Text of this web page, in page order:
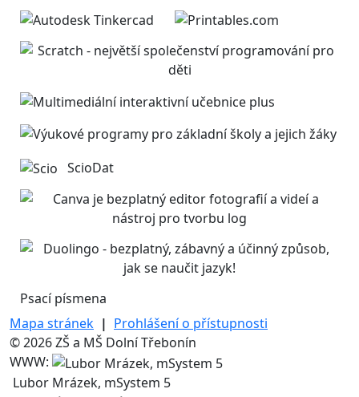
ScioDat
Psací písmena
Mapa stránek | Prohlášení o přístupnosti
© 2026 ZŠ a MŠ Dolní Třebonín
WWW:
Lubor Mrázek, mSystem 5